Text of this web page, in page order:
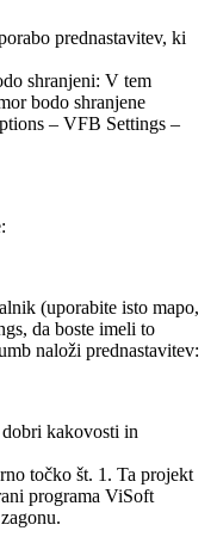
prednastavitev, ki
shranjeni: V tem
bodo shranjene
– VFB Settings –
(uporabite isto mapo,
da boste imeli to
naloži prednastavitev:
kakovosti in
točko št. 1. Ta projekt
programa ViSoft